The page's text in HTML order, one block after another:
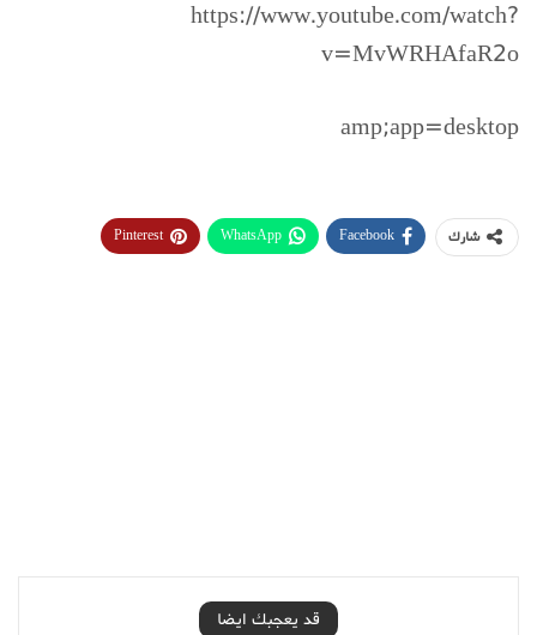
https://www.youtube.com/watch?
v=MvWRHAfaR2o
amp;app=desktop
شارك Facebook
WhatsApp
Pinterest
قد يعجبك ايضا